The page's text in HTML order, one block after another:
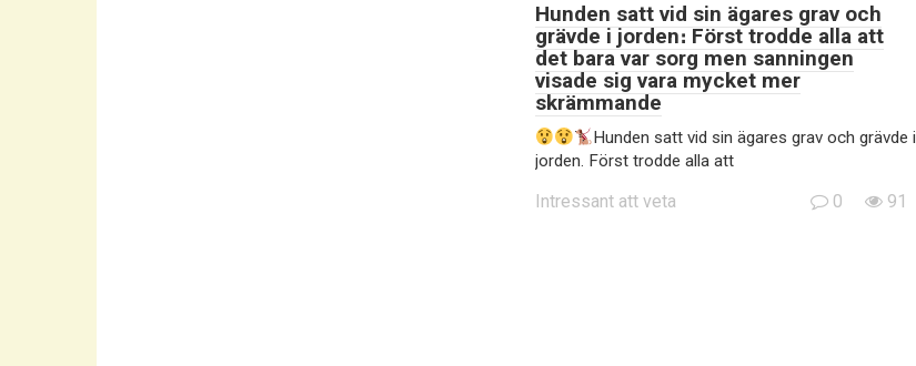
Hunden satt vid sin ägares grav och
grävde i jorden։ Först trodde alla att
det bara var sorg men sanningen
visade sig vara mycket mer
skrämmande
Hunden satt vid sin ägares grav och grävde i
jorden. Först trodde alla att
Intressant att veta 0 91